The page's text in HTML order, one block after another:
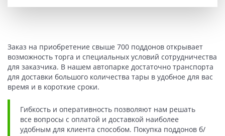
Заказ на приобретение свыше 700 поддонов открывает
возможность торга и специальных условий сотрудничества
для заказчика. В нашем автопарке достаточно транспорта
для доставки большого количества тары в удобное для вас
время и в короткие сроки.
Гибкость и оперативность позволяют нам решать
все вопросы с оплатой и доставкой наиболее
удобным для клиента способом. Покупка поддонов б/